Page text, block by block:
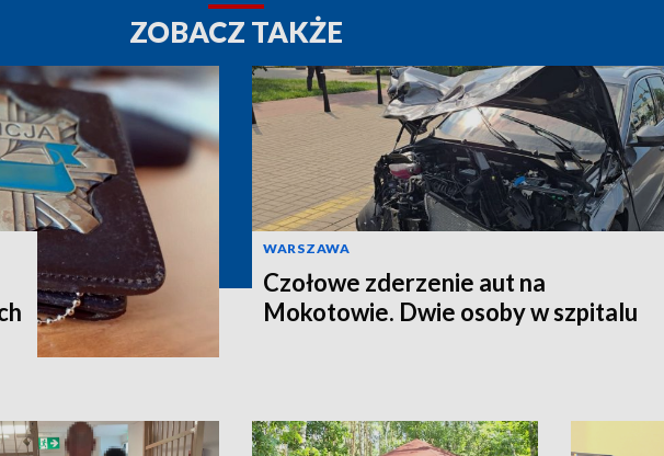
ZOBACZ TAKŻE
WARSZAWA
Czołowe zderzenie aut na
Mokotowie. Dwie osoby w szpitalu